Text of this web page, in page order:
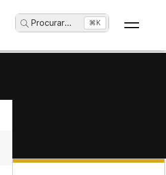
Procurar... ⌘K